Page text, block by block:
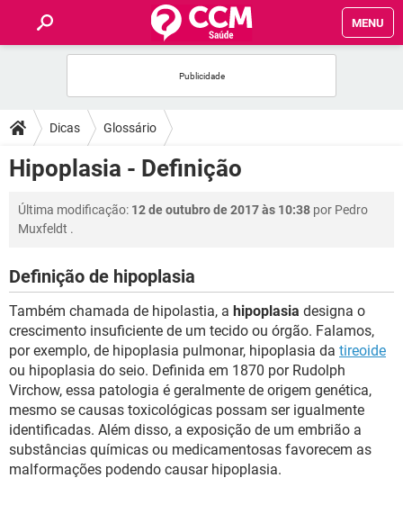
MENU
FÓRUM
SAÚDE
FAMÍLIA
SEXUALIDADE
GLOSSÁRIO
Dicas Glossário
Hipoplasia - Definição
Última modificação: 12 de outubro de 2017 às 10:38 por Pedro
Muxfeldt .
Definição de hipoplasia
Também chamada de hipolastia, a hipoplasia designa o
crescimento insuficiente de um tecido ou órgão. Falamos,
por exemplo, de hipoplasia pulmonar, hipoplasia da tireoide
ou hipoplasia do seio. Definida em 1870 por Rudolph
Virchow, essa patologia é geralmente de origem genética,
mesmo se causas toxicológicas possam ser igualmente
identificadas. Além disso, a exposição de um embrião a
substâncias químicas ou medicamentosas favorecem as
malformações podendo causar hipoplasia.